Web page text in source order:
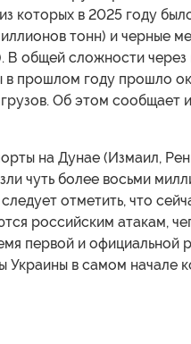
которых в 2025 году
тонн) и черные
В общей сложности через
в прошлом году прошло
Об этом сообщает
на Дунае (Измаил,
чуть более восьми
отметить, что
российским атакам,
первой и официальной
Украины в самом начале